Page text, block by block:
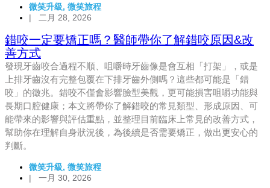
微笑升級, 微笑旅程
|
二月 28, 2026
錯咬一定要矯正嗎？醫師帶你了解錯咬原因&改
善方式
發現牙齒咬合過程不順、咀嚼時牙齒像是會互相「打架」，或是
上排牙齒沒有完整包覆在下排牙齒外側嗎？這些都可能是「錯
咬」的徵兆。錯咬不僅會影響臉型美觀，更可能損害咀嚼功能與
長期口腔健康；本文將帶你了解錯咬的常見類型、形成原因、可
能帶來的影響與評估重點，並整理目前臨床上常見的改善方式，
幫助你在理解自身狀況後，為後續是否需要矯正，做出更安心的
判斷。
微笑升級, 微笑旅程
|
一月 30, 2026